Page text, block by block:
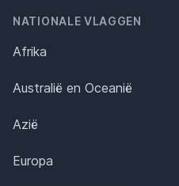
NATIONALE VLAGGEN
Afrika
Australië en Oceanië
Azië
Europa